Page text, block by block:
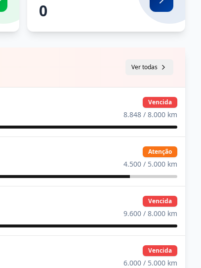
0
Ver todas
Vencida
8.848 / 8.000 km
Atenção
4.500 / 5.000 km
Vencida
9.600 / 8.000 km
Vencida
6.000 / 5.000 km